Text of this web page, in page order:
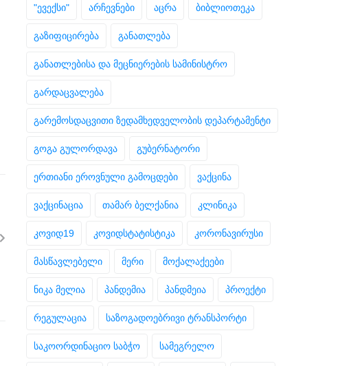
"ევექსი" არჩევნები აცრა ბიბლიოთეკა
გაზიფიცირება განათლება
განათლებისა და მეცნიერების სამინისტრო
გარდაცვალება
გარემოსდაცვითი ზედამხედველობის დეპარტამენტი
გოგა გულორდავა გუბერნატორი
ერთიანი ეროვნული გამოცდები ვაქცინა
ვაქცინაცია თამარ ბელქანია კლინიკა
კოვიდ19 კოვიდსტატისტიკა კორონავირუსი
მასწავლებელი მერი მოქალაქეები
ნიკა მელია პანდემია პანდმეია პროექტი
რეგულაცია საზოგადოებრივი ტრანსპორტი
საკოორდინაციო საბჭო სამეგრელო